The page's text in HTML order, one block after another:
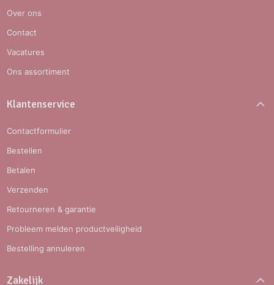
Over ons
Contact
Vacatures
Ons assortiment
Klantenservice
Contactformulier
Bestellen
Betalen
Verzenden
Retourneren & garantie
Probleem melden productveiligheid
Bestelling annuleren
Zakelijk